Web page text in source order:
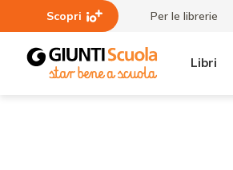
Scopri Per le librerie
Libri